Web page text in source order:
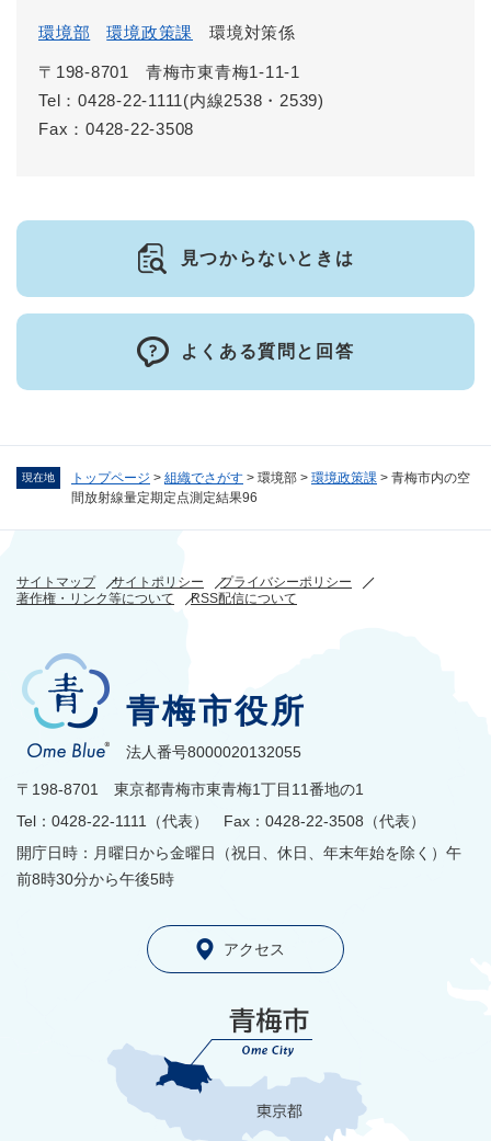
現在地 トップページ > 組織でさがす > 環境部 > 環境政策課 > 青梅市内の空
間放射線量定期定点測定結果96
環境部 環境政策課 環境対策係
〒198-8701
青梅市東青梅1-11-1
Tel：0428-22-1111(内線2538・2539)
Fax：0428-22-3508
見つからないときは
よくある質問と回答
サイトマップ サイトポリシー
プライバシーポリシー
著作権・リンク等について
RSS配信について
青梅市役所
法人番号8000020132055
〒198-8701 東京都青梅市東青梅1丁目11番地の1
Tel：0428-22-1111（代表） Fax：0428-22-3508（代表）
開庁日時：月曜日から金曜日（祝日、休日、年末年始を除く）午
前8時30分から午後5時
アクセス